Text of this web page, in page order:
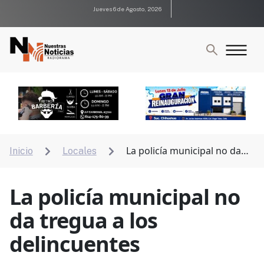
Jueves 6 de Agosto, 2026
Inicio  Locales 
La policía municipal no da
La policía municipal no
da tregua a los
delincuentes